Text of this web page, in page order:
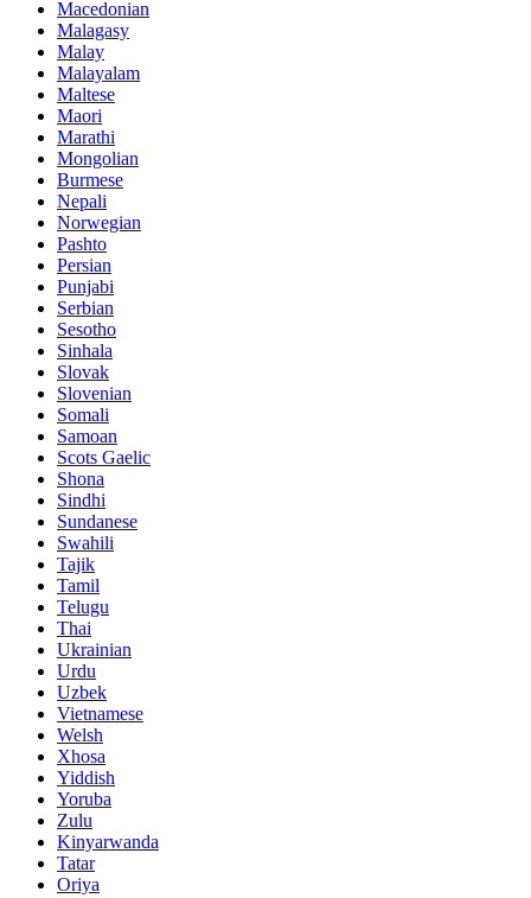
Macedonian
Malagasy
Malay
Malayalam
Maltese
Maori
Marathi
Mongolian
Burmese
Nepali
Norwegian
Pashto
Persian
Punjabi
Serbian
Sesotho
Sinhala
Slovak
Slovenian
Somali
Samoan
Scots Gaelic
Shona
Sindhi
Sundanese
Swahili
Tajik
Tamil
Telugu
Thai
Ukrainian
Urdu
Uzbek
Vietnamese
Welsh
Xhosa
Yiddish
Yoruba
Zulu
Kinyarwanda
Tatar
Oriya